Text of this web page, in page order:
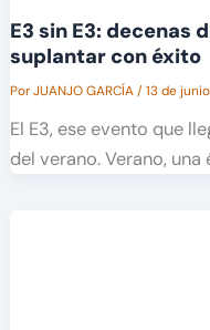
E3 sin E3: decenas
suplantar con éxito
PorJUANJO GARCÍA/13 de
El E3, ese evento que
del verano. Verano,